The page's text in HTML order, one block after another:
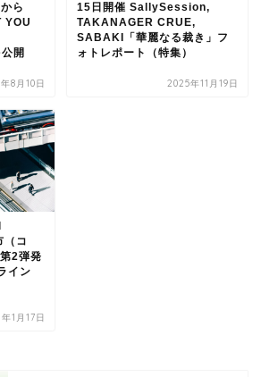
ら
YOU
開
8月10日
15日開催 SallySession,
TAKANAGER CRUE,
SABAKI「華麗なる裁き」フ
ォトレポート（特集）
2025年11月19日
コ
2弾発
イン
1月17日